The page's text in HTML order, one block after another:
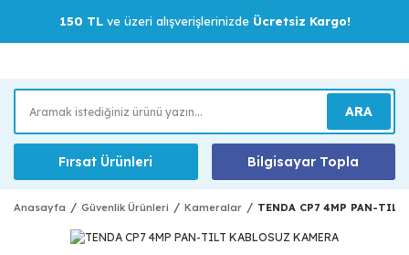
150 TLve üzeri alışverişlerinizde Ücretsiz Kargo!
ARA
Fırsat Ürünleri Bilgisayar Topla
Anasayfa Güvenlik Ürünleri Kameralar TENDA CP7 4MP PAN-TILT